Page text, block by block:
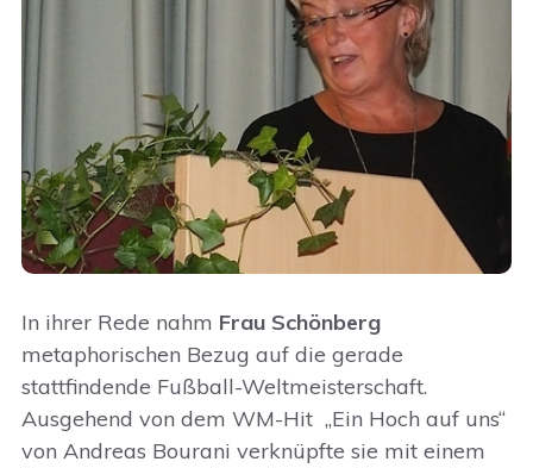
In ihrer Rede nahm Frau Schönberg
metaphorischen Bezug auf die gerade
stattfindende Fußball-Weltmeisterschaft.
Ausgehend von dem WM-Hit „Ein Hoch auf uns“
von Andreas Bourani verknüpfte sie mit einem